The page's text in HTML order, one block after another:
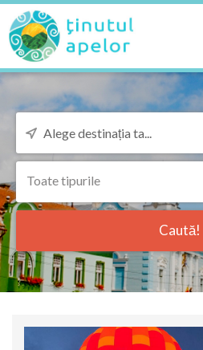
Toate tipurile
Caută!